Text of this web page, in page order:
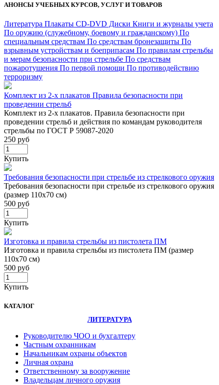
АНОНСЫ УЧЕБНЫХ КУРСОВ, УСЛУГ И ТОВАРОВ
Литература Плакаты CD-DVD Диски Книги и журналы учета
По оружию (служебному, боевому и гражданскому) По
специальным средствам По средствам бронезащиты По
взрывным устройствам и боеприпасам По правилам стрельбы
и мерам безопасности при стрельбе По средствам
пожаротушения По первой помощи По противодействию
терроризму
Комплект из 2-х плакатов Правила безопасности при
проведении стрельб
Комплект из 2-х плакатов. Правила безопасности при
проведении стрельб и действия по командам руководителя
стрельбы по ГОСТ Р 59087-2020
250 руб
Купить
Требования безопасности при стрельбе из стрелкового оружия
Требования безопасности при стрельбе из стрелкового оружия
(размер 110х70 см)
500 руб
Купить
Изготовка и правила стрельбы из пистолета ПМ
Изготовка и правила стрельбы из пистолета ПМ (размер
110х70 см)
500 руб
Купить
КАТАЛОГ
ЛИТЕРАТУРА
Руководителю ЧОО и бухгалтеру
Частным охранникам
Начальникам охраны объектов
Личная охрана
Ответственному за вооружение
Владельцам личного оружия